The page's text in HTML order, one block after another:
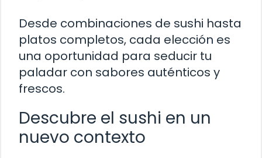
Desde combinaciones de sushi hasta
platos completos, cada elección es
una oportunidad para seducir tu
paladar con sabores auténticos y
frescos.
Descubre el sushi en un
nuevo contexto